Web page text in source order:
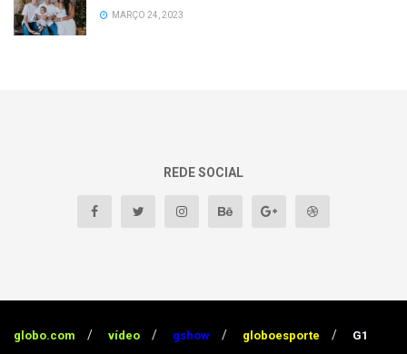
MARÇO 24, 2023
REDE SOCIAL
globo.com vídeo gshow globoesporte G1